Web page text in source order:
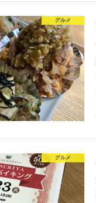
グルメ
グルメ